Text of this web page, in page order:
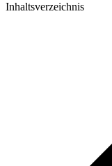
Inhaltsverzeichnis